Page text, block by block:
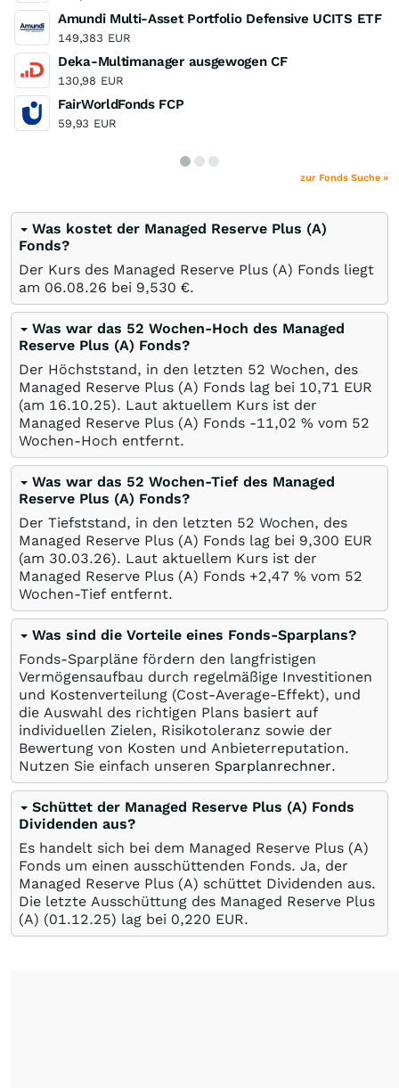
Amundi Multi-Asset Portfolio Defensive UCITS ETF
149,383 EUR
Deka-Multimanager ausgewogen CF
130,98 EUR
FairWorldFonds FCP
59,93 EUR
zur Fonds Suche »
Was kostet der Managed Reserve Plus (A)
Fonds?
Der Kurs des Managed Reserve Plus (A) Fonds liegt
am 06.08.26 bei 9,530 €.
Was war das 52 Wochen-Hoch des Managed
Reserve Plus (A) Fonds?
Der Höchststand, in den letzten 52 Wochen, des
Managed Reserve Plus (A) Fonds lag bei 10,71 EUR
(am 16.10.25). Laut aktuellem Kurs ist der
Managed Reserve Plus (A) Fonds -11,02 % vom 52
Wochen-Hoch entfernt.
Was war das 52 Wochen-Tief des Managed
Reserve Plus (A) Fonds?
Der Tiefststand, in den letzten 52 Wochen, des
Managed Reserve Plus (A) Fonds lag bei 9,300 EUR
(am 30.03.26). Laut aktuellem Kurs ist der
Managed Reserve Plus (A) Fonds +2,47 % vom 52
Wochen-Tief entfernt.
Was sind die Vorteile eines Fonds-Sparplans?
Fonds-Sparpläne fördern den langfristigen
Vermögensaufbau durch regelmäßige Investitionen
und Kostenverteilung (Cost-Average-Effekt), und
die Auswahl des richtigen Plans basiert auf
individuellen Zielen, Risikotoleranz sowie der
Bewertung von Kosten und Anbieterreputation.
Nutzen Sie einfach unseren Sparplanrechner.
Schüttet der Managed Reserve Plus (A) Fonds
Dividenden aus?
Es handelt sich bei dem Managed Reserve Plus (A)
Fonds um einen ausschüttenden Fonds. Ja, der
Managed Reserve Plus (A) schüttet Dividenden aus.
Die letzte Ausschüttung des Managed Reserve Plus
(A) (01.12.25) lag bei 0,220 EUR.